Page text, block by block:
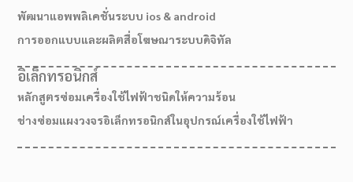
พัฒนาแอพพลิเคชั่นระบบ ios & android
การออกแบบและผลิตสื่อโฆษณาระบบดิจิทัล
อิเล็กทรอนิกส์
หลักสูตรซ่อมเครื่องใช้ไฟฟ้าชนิดให้ความร้อน
ช่างซ่อมแผงวงจรอิเล็กทรอนิกส์ในอุปกรณ์เครื่องใช้ไฟฟ้า